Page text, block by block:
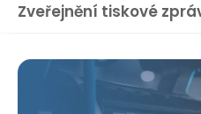
Zveřejnění tiskové